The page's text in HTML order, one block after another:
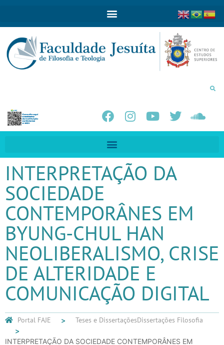
INTERPRETAÇÃO DA
SOCIEDADE
CONTEMPORÂNES EM
BYUNG-CHUL HAN
NEOLIBERALISMO, CRISE
DE ALTERIDADE E
COMUNICAÇÃO DIGITAL
Portal FAJE Teses e DissertaçõesDissertações Filosofia
INTERPRETAÇÃO DA SOCIEDADE CONTEMPORÂNES EM